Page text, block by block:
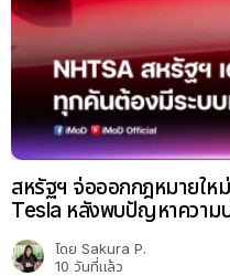
สหรัฐฯ จ่อออกกฎหมายให
Tesla หลังพบปัญหาความ
โดย Sakura P.
10 วันที่แล้ว